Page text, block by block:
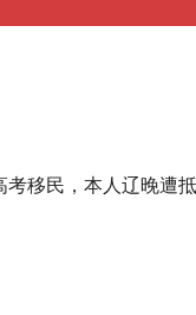
移民，本人辽晚遭抵